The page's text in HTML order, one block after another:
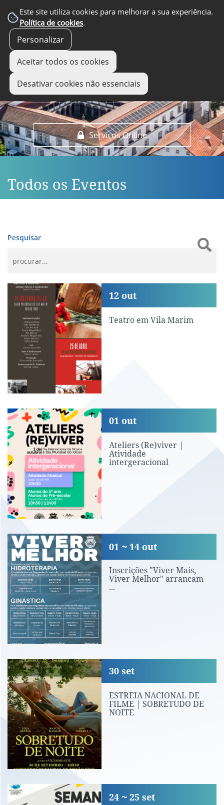
Este site utiliza cookies para melhorar a sua experiência.
Política de cookies.
Personalizar
Aceitar todos os cookies
Desativar cookies não essenciais
Serviços Online
EM DESTAQUE
Todos os Eventos
Pesquisar
Teatro em Vila Marim
Teatro em Vila Marim
12 out
Ateliers (Re)viver | Atividade
Ateliers (Re)viver |
Atividade
intergeracional
01 out
Inscrições "Viver Mais, Viver
Inscrições "Viver Mais,
Viver Melhor" arrancam
...
01 14 out
ESTREIA NACIONAL DE FILME |
ESTREIA NACIONAL DE
FILME | SOBRETUDO DE
NOITE
30 set
Semana Europeia do Desporto em
24 25 set